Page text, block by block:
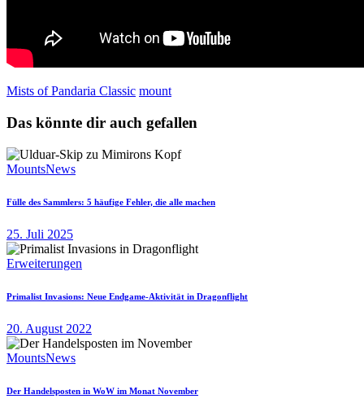
Mists of Pandaria Classic mount
Das könnte dir auch gefallen
MountsNews
Fülle des Sammlers: 5 häufige Fehler, die alle machen
25. Juli 2025
Erweiterungen
Primalist Invasions: Neue Endgame-Aktivität in Dragonflight
20. August 2022
MountsNews
Der Handelsposten in WoW im Monat November